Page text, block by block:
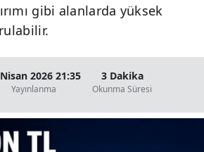
gibi alanlarda yüksek
2026 21:35
Yayınlanma
3 Dakika
Okunma Süresi